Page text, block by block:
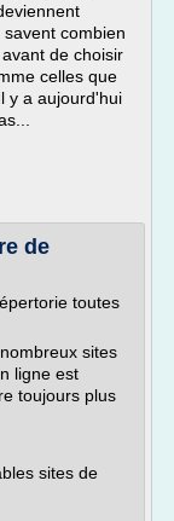
combien
de choisir
celles que
y a aujourd'hui
de
toutes
sites
ligne est
toujours plus
sites de